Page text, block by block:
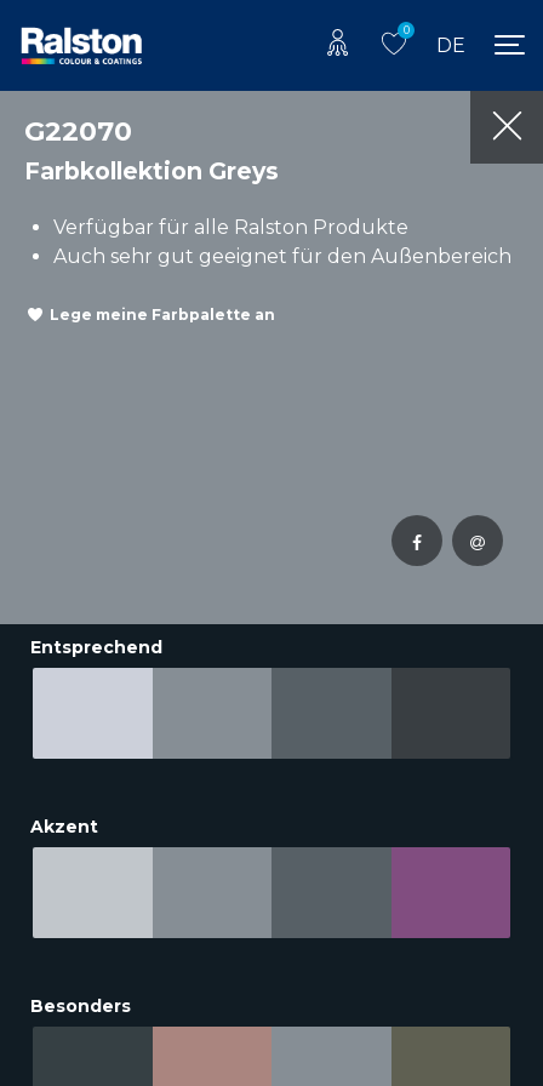
0
DE
G22070
Farbkollektion Greys
Verfügbar für alle Ralston Produkte
Auch sehr gut geeignet für den Außenbereich
Lege meine Farbpalette an
Entsprechend
Akzent
Besonders